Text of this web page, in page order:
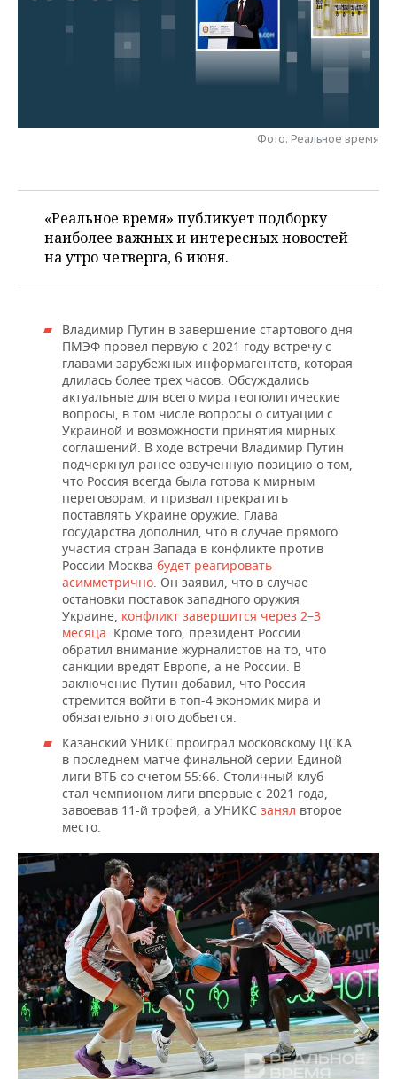
НЕФТЕХИМИЯ
ЭНЕРГЕТИКА
РОЗНИЧНАЯ ТОРГОВЛЯ
НОВОСТИ ТЕХНОЛОГИЙ
МЕРОПРИЯТИЯ
НОВОСТИ МЕРОПРИЯТИЙ
ONLINE-КОНФЕРЕНЦИИ
ОТКРЫТАЯ ЛЕКЦИЯ
ХОККЕЙ
БАСКЕТБОЛ
ФИГУРНОЕ КАТАНИЕ
ВОДНЫЕ ВИДЫ СПОРТА
ХОККЕЙ С МЯЧОМ
ВЛАСТЬ
ИНФРАСТРУКТУРА
МЕДИЦИНА
ОБРАЗОВАНИЕ
ПРОИСШЕСТВИЯ
СПРАВОЧНИК
Фото: Реальное время
«Реальное время» публикует подборку
наиболее важных и интересных новостей
на утро четверга, 6 июня.
Владимир Путин в завершение стартового дня
ПМЭФ провел первую с 2021 году встречу с
главами зарубежных информагентств, которая
длилась более трех часов. Обсуждались
актуальные для всего мира геополитические
вопросы, в том числе вопросы о ситуации с
Украиной и возможности принятия мирных
соглашений. В ходе встречи Владимир Путин
подчеркнул ранее озвученную позицию о том,
что Россия всегда была готова к мирным
переговорам, и призвал прекратить
поставлять Украине оружие. Глава
государства дополнил, что в случае прямого
участия стран Запада в конфликте против
России Москва будет реагировать
асимметрично. Он заявил, что в случае
остановки поставок западного оружия
Украине, конфликт завершится через 2–3
месяца. Кроме того, президент России
обратил внимание журналистов на то, что
санкции вредят Европе, а не России. В
заключение Путин добавил, что Россия
стремится войти в топ-4 экономик мира и
обязательно этого добьется.
Казанский УНИКС проиграл московскому ЦСКА
в последнем матче финальной серии Единой
лиги ВТБ со счетом 55:66. Столичный клуб
стал чемпионом лиги впервые с 2021 года,
завоевав 11-й трофей, а УНИКС занял второе
место.